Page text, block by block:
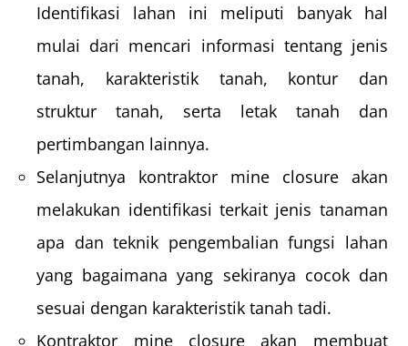
Identifikasi lahan ini meliputi banyak hal
mulai dari mencari informasi tentang jenis
tanah, karakteristik tanah, kontur dan
struktur tanah, serta letak tanah dan
pertimbangan lainnya.
Selanjutnya kontraktor mine closure akan
melakukan identifikasi terkait jenis tanaman
apa dan teknik pengembalian fungsi lahan
yang bagaimana yang sekiranya cocok dan
sesuai dengan karakteristik tanah tadi.
Kontraktor mine closure akan membuat